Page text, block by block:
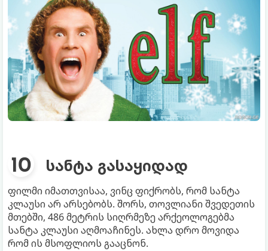
სანტა გასაყიდად
ფილმი იმათთვისაა, ვინც ფიქრობს, რომ სანტა
კლაუსი არ არსებობს. შორს, თოვლიანი შვედეთის
მთებში, 486 მეტრის სიღრმეზე არქეოლოგებმა
სანტა კლაუსი აღმოაჩინეს. ახლა დრო მოვიდა
რომ ის მსოფლიოს გააცნონ.